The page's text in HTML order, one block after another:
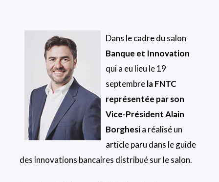
Dans le cadre du salon
Banque et Innovation
qui a eu lieu le 19
septembrela FNTC
représentée par son
Vice-Président Alain
Borghesia réalisé un
article paru dans le guide
des innovations bancaires distribué sur le salon.